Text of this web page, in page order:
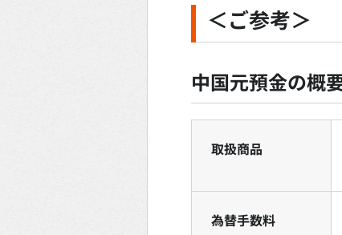
＜ご参考＞
中国元預金の概
取扱商品
為替手数料